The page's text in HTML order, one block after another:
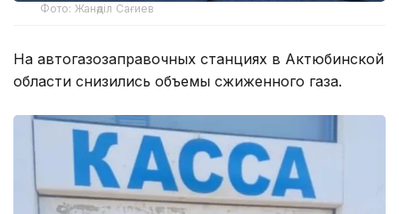
Фото: Жанәділ Сағиев
На автогазозаправочных станциях в Актюбинской
области снизились объемы сжиженного газа.